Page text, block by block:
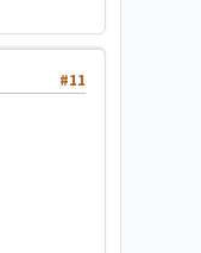
#11